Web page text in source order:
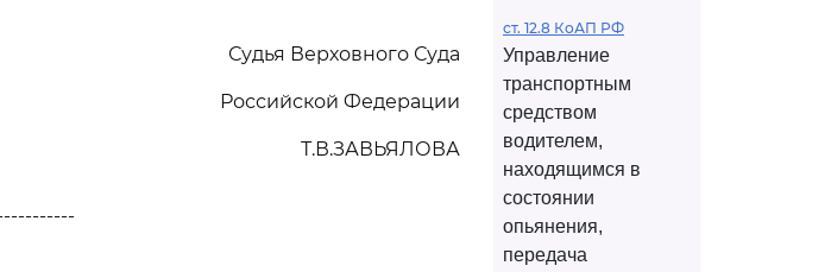
Судья Верховного Суда
Российской Федерации
Т.В.ЗАВЬЯЛОВА
ст. 12.8 КоАП РФ
Управление
транспортным
средством
водителем,
находящимся в
состоянии
опьянения,
передача